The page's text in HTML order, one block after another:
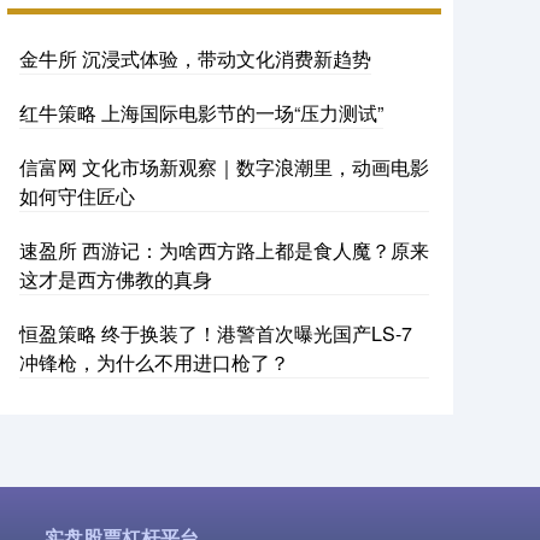
金牛所 沉浸式体验，带动文化消费新趋势
红牛策略 上海国际电影节的一场“压力测试”
信富网 文化市场新观察｜数字浪潮里，动画电影
如何守住匠心
速盈所 西游记：为啥西方路上都是食人魔？原来
这才是西方佛教的真身
恒盈策略 终于换装了！港警首次曝光国产LS-7
冲锋枪，为什么不用进口枪了？